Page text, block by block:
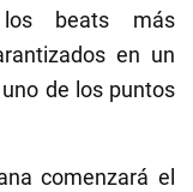
beats más
en un
de los puntos
comenzará el